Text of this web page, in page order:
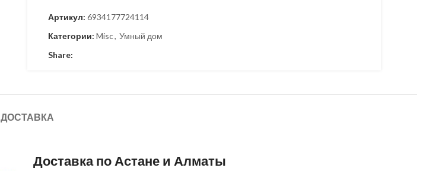
Артикул: 6934177724114
Категории: Misc, Умный дом
Share:
ДОСТАВКА
Доставка по Астане и Алматы